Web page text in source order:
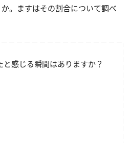
。ますはその割合について調べ
感じる瞬間はありますか？